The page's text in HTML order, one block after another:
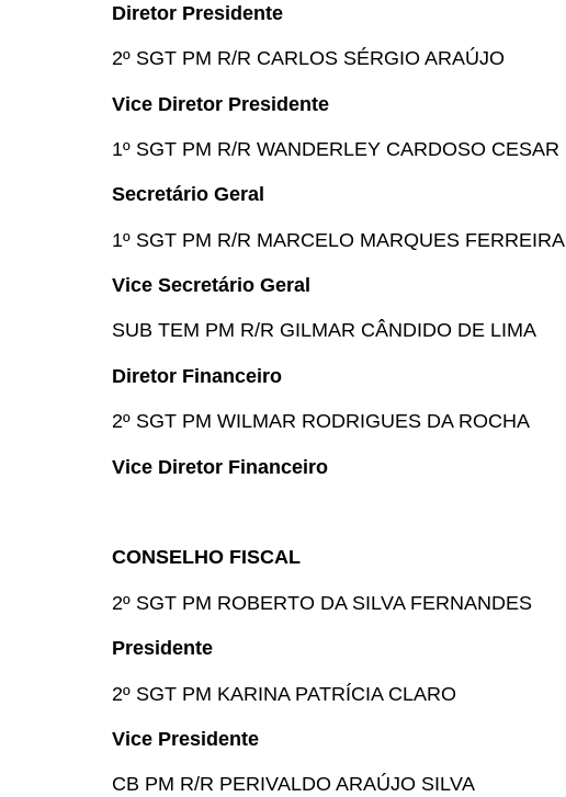
Diretor Presidente
2º SGT PM R/R CARLOS SÉRGIO ARAÚJO
Vice Diretor Presidente
1º SGT PM R/R WANDERLEY CARDOSO CESAR
Secretário Geral
1º SGT PM R/R MARCELO MARQUES FERREIRA
Vice Secretário Geral
SUB TEM PM R/R GILMAR CÂNDIDO DE LIMA
Diretor Financeiro
2º SGT PM WILMAR RODRIGUES DA ROCHA
Vice Diretor Financeiro
CONSELHO FISCAL
2º SGT PM ROBERTO DA SILVA FERNANDES
Presidente
2º SGT PM KARINA PATRÍCIA CLARO
Vice Presidente
CB PM R/R PERIVALDO ARAÚJO SILVA